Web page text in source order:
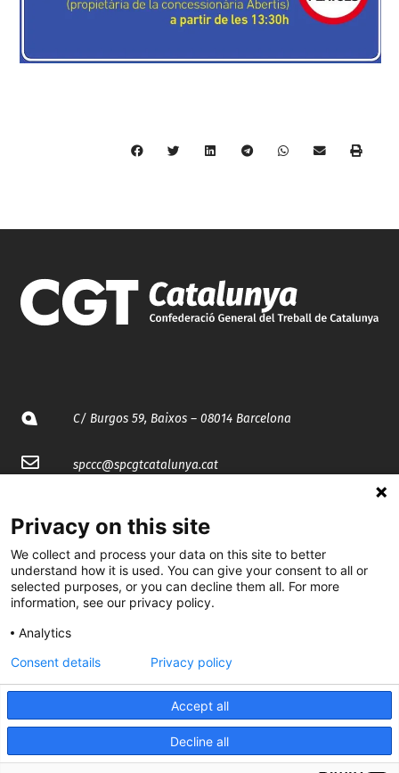
C/ Burgos 59, Baixos – 08014 Barcelona
spccc@spcgtcatalunya.cat
@CGTCatalunya
cgtcatalunya
CGTCatalunya
cgtcatalunya
Desenvolupat per
Privacy on this site
We collect and process your data on this site to better
understand how it is used. You can give your consent to all or
selected purposes, or you can decline them all. For more
information, see our privacy policy.
Analytics
Accept all
Decline all
Consent details Privacy policy